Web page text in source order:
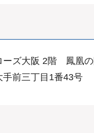
ズ大阪 2階 鳳凰の
前三丁目1番43号